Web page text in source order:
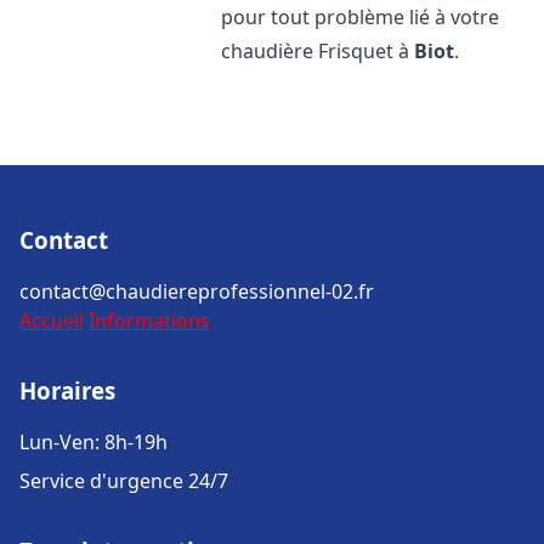
pour tout problème lié à votre
chaudière Frisquet à Biot.
Contact
contact@chaudiereprofessionnel-02.fr
Accueil Informations
Horaires
Lun-Ven: 8h-19h
Service d'urgence 24/7